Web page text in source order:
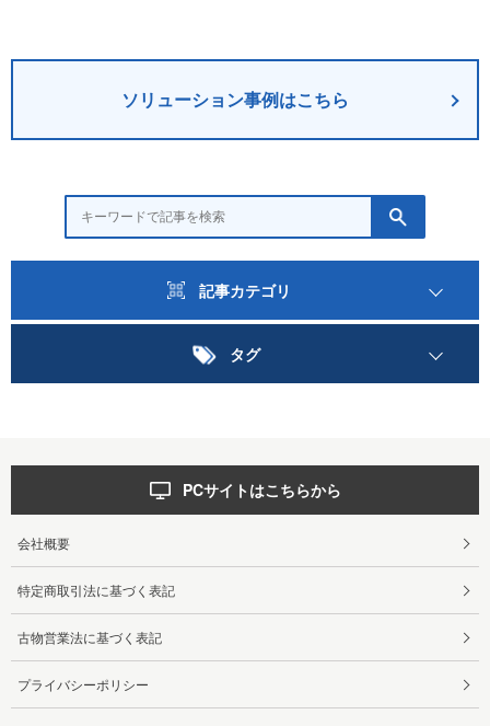
ソリューション事例はこちら
記事カテゴリ
タグ
PCサイトはこちらから
会社概要
特定商取引法に基づく表記
古物営業法に基づく表記
プライバシーポリシー